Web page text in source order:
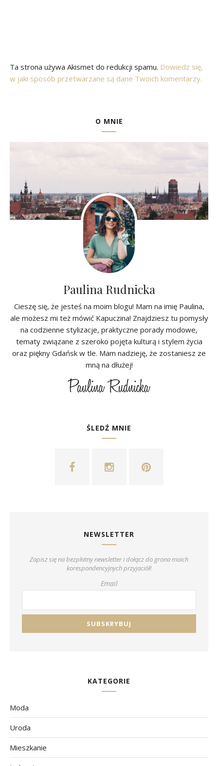
Ta strona używa Akismet do redukcji spamu. Dowiedz się,
w jaki sposób przetwarzane są dane Twoich komentarzy.
O MNIE
Paulina Rudnicka
Cieszę się, że jesteś na moim blogu! Mam na imię Paulina,
ale możesz mi też mówić Kapuczina! Znajdziesz tu pomysły
na codzienne stylizacje, praktyczne porady modowe,
tematy związane z szeroko pojęta kulturą i stylem życia
oraz piękny Gdańsk w tle. Mam nadzieję, że zostaniesz ze
mną na dłużej!
ŚLEDŹ MNIE
NEWSLETTER
Zapisz się na bezpłatny newsletter i dołącz do grona moich
korespondencyjnych przyjaciół!
Email
KATEGORIE
Moda
Uroda
Mieszkanie